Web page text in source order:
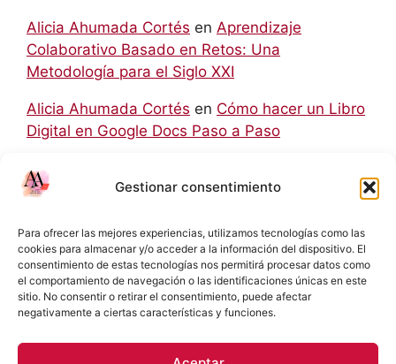
Gestionar consentimiento
Para ofrecer las mejores experiencias, utilizamos tecnologías como las
cookies para almacenar y/o acceder a la información del dispositivo. El
consentimiento de estas tecnologías nos permitirá procesar datos como
el comportamiento de navegación o las identificaciones únicas en este
sitio. No consentir o retirar el consentimiento, puede afectar
negativamente a ciertas características y funciones.
Alicia Ahumada Cortés en Aprendizaje
Colaborativo Basado en Retos: Una
Metodología para el Siglo XXI
Alicia Ahumada Cortés en Cómo hacer un Libro
Digital en Google Docs Paso a Paso
hello world
en Retos: Una Metodología para el Siglo XXI
RodolfoenCómo hacer un Libro Digital en
Google Docs Paso a Paso
Eliecer Campos CárdenasenDiferencias y
Relaciones entre las NIC y las NIIF: Una Guía